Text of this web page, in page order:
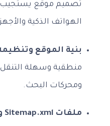
تصميم موقع
الهواتف الذكية
بنية الموقع
منطقية وسهلة
ومحركات البحث.
ملفات Sitemap.xml و Robots.txt: